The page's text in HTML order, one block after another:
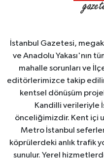
İstanbul Gazetesi,
ve Anadolu Yakası'nın
mahalle sorunları ve
editörlerimizce takip
kentsel dönüşüm
Kandilli verileriyle
önceliğimizdir. Kent içi
Metro İstanbul
köprülerdeki anlık trafik
sunulur. Yerel